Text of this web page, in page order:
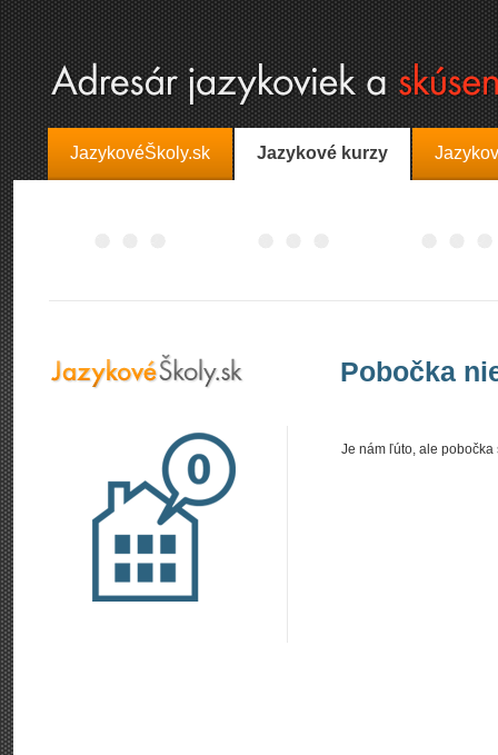
JazykovéŠkoly.sk Jazykové kurzy
Pobočka
Je nám ľúto, ale pobočka